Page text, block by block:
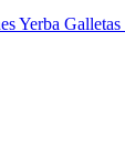
Yerba Galletas